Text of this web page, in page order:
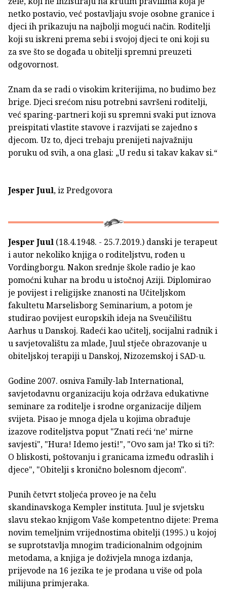
netko postavio, već postavljaju svoje osobne granice i
djeci ih prikazuju na najbolji mogući način. Roditelji
koji su iskreni prema sebi i svojoj djeci te oni koji su
za sve što se događa u obitelji spremni preuzeti
odgovornost.
Znam da se radi o visokim kriterijima, no budimo bez
brige. Djeci srećom nisu potrebni savršeni roditelji,
već sparing-partneri koji su spremni svaki put iznova
preispitati vlastite stavove i razvijati se zajedno s
djecom. Uz to, djeci trebaju prenijeti najvažniju
poruku od svih, a ona glasi: „U redu si takav kakav si.“
Jesper Juul, iz Predgovora
Jesper Juul (18.4.1948. - 25.7.2019.) danski je terapeut
i autor nekoliko knjiga o roditeljstvu, rođen u
Vordingborgu. Nakon srednje škole radio je kao
pomoćni kuhar na brodu u istočnoj Aziji. Diplomirao
je povijest i religijske znanosti na Učiteljskom
fakultetu Marselisborg Seminarium, a potom je
studirao povijest europskih ideja na Sveučilištu
Aarhus u Danskoj. Radeći kao učitelj, socijalni radnik i
u savjetovalištu za mlade, Juul stječe obrazovanje u
obiteljskoj terapiji u Danskoj, Nizozemskoj i SAD-u.
Godine 2007. osniva Family-lab International,
savjetodavnu organizaciju koja održava edukativne
seminare za roditelje i srodne organizacije diljem
svijeta. Pisao je mnoga djela u kojima obrađuje
izazove roditeljstva poput "Znati reći ‘ne’ mirne
savjesti", "Hura! Idemo jesti!", "Ovo sam ja! Tko si ti?:
O bliskosti, poštovanju i granicama između odraslih i
djece", "Obitelji s kronično bolesnom djecom".
Punih četvrt stoljeća proveo je na čelu
skandinavskoga Kempler instituta. Juul je svjetsku
slavu stekao knjigom Vaše kompetentno dijete: Prema
novim temeljnim vrijednostima obitelji (1995.) u kojoj
se suprotstavlja mnogim tradicionalnim odgojnim
metodama, a knjiga je doživjela mnoga izdanja,
prijevode na 16 jezika te je prodana u više od pola
milijuna primjeraka.